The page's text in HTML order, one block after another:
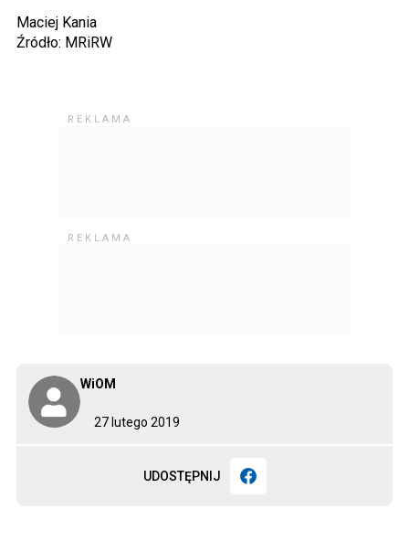
27 lutego 2019
WiOM
UDOSTĘPNIJ
Maciej Kania
Źródło: MRiRW